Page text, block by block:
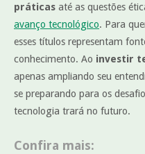
práticas até as questões
avanço tecnológico. Para
esses títulos representam
conhecimento. Ao investir
apenas ampliando seu
se preparando para os
tecnologia trará no futuro.
Confira mais: